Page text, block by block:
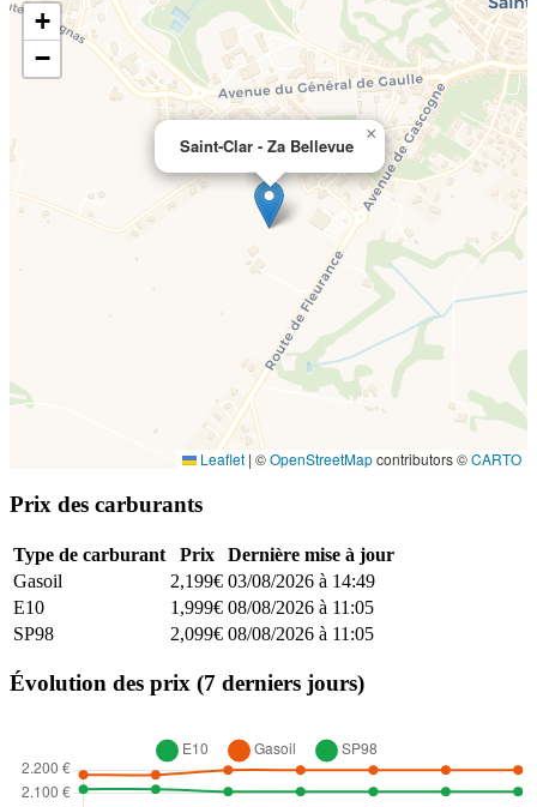
Saint-Clar - Za Bellevue
×
+
−
Leaflet | ©OpenStreetMapcontributors ©CARTO
Prix des carburants
Type de carburant Prix
Dernière mise à jour
Gasoil
2,199€ 03/08/2026 à 14:49
E10
1,999€ 08/08/2026 à 11:05
SP98
2,099€ 08/08/2026 à 11:05
Évolution des prix (7 derniers jours)